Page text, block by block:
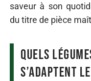
saveur à son
du titre de pièce
Quels
s’adaptent